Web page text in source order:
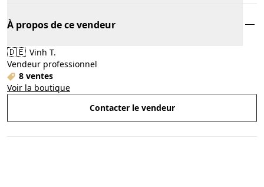
À propos de ce vendeur
🇩🇪 Vinh T.
Vendeur professionnel
8 ventes
Voir la boutique
Contacter le vendeur